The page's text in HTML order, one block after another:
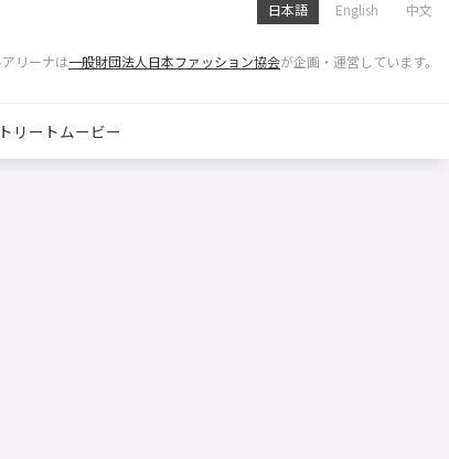
日本語 English 中文
リーナは一般財団法人日本ファッション協会が企画・運営しています。
リートムービー